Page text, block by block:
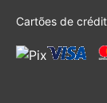
Cartões de